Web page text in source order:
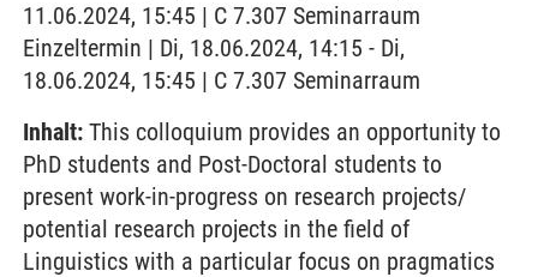
11.06.2024, 15:45 | C 7.307 Seminarraum
Einzeltermin | Di, 18.06.2024, 14:15 - Di,
18.06.2024, 15:45 | C 7.307 Seminarraum
Inhalt: This colloquium provides an opportunity to
PhD students and Post-Doctoral students to
present work-in-progress on research projects/
potential research projects in the field of
Linguistics with a particular focus on pragmatics